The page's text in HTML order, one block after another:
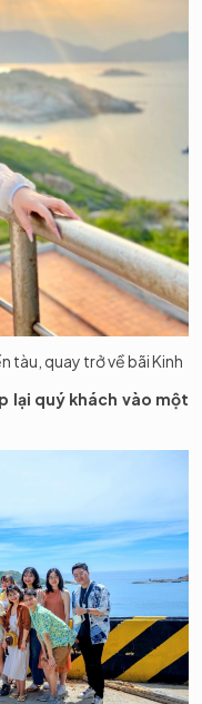
tàu, quay trở về bãi Kinh
lại quý khách vào một